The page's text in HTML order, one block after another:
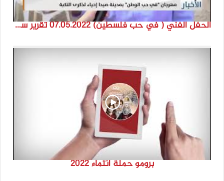
الحفل الفني ( في حب فلسطين) 07.05.2022 تقرير سنى حمود
برومو حملة انتماء 2022